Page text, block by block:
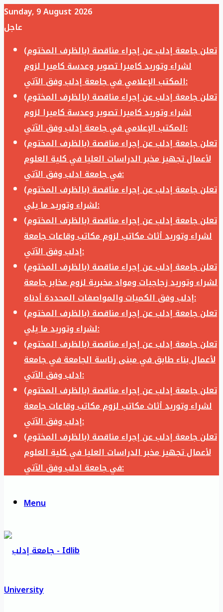
Sunday, 9 August 2026
عاجل
تعلن جامعة إدلب عن إجراء مناقصة (بالظرف المختوم)
لشراء وتوريد كاميرا تصوير وعدسة كاميرا لزوم
المكتب الإعلامي في جامعة إدلب وفق الآتي:
تعلن جامعة إدلب عن إجراء مناقصة (بالظرف المختوم)
لشراء وتوريد كاميرا تصوير وعدسة كاميرا لزوم
المكتب الإعلامي في جامعة إدلب وفق الآتي:
تعلن جامعة إدلب عن إجراء مناقصة (بالظرف المختوم)
لأعمال تجهيز مخبر الدراسات العليا في كلية العلوم
في جامعة ادلب وفق الآتي:
تعلن جامعة إدلب عن إجراء مناقصة (بالظرف المختوم)
لشراء وتوريد ما يلي:
تعلن جامعة إدلب عن إجراء مناقصة (بالظرف المختوم)
لشراء وتوريد أثاث مكاتب لزوم مكاتب وقاعات جامعة
إدلب وفق الآتي:
تعلن جامعة إدلب عن إجراء مناقصة (بالظرف المختوم)
لشراء وتوريد زجاجيات ومواد مخبرية لزوم مخابر جامعة
إدلب وفق الكميات والمواصفات المحددة أدناه:
تعلن جامعة إدلب عن إجراء مناقصة (بالظرف المختوم)
لشراء وتوريد ما يلي:
تعلن جامعة إدلب عن إجراء مناقصة (بالظرف المختوم)
لأعمال بناء طابق في مبنى رئاسة الجامعة في جامعة
ادلب وفق الآتي:
تعلن جامعة إدلب عن إجراء مناقصة (بالظرف المختوم)
لشراء وتوريد أثاث مكاتب لزوم مكاتب وقاعات جامعة
إدلب وفق الآتي:
تعلن جامعة إدلب عن إجراء مناقصة (بالظرف المختوم)
لأعمال تجهيز مخبر الدراسات العليا في كلية العلوم
في جامعة ادلب وفق الآتي:
Menu